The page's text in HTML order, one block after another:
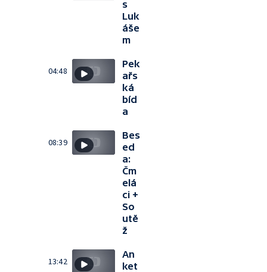
s
Luk
áše
m
04:48
Pek
ařs
ká
bíd
a
08:39
Bes
ed
a:
Čm
elá
ci +
So
utě
ž
13:42
An
ket